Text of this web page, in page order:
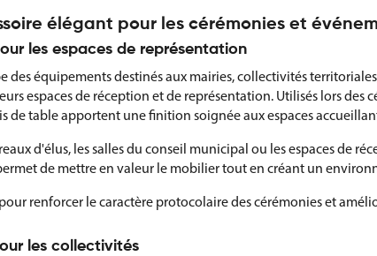
élégant pour les cérémonies et
les espaces de représentation
des équipements destinés aux mairies, collectivités
espaces de réception et de représentation. Utilisés lors
de table apportent une finition soignée aux espaces
d'élus, les salles du conseil municipal ou les espaces
de mettre en valeur le mobilier tout en créant un
renforcer le caractère protocolaire des cérémonies et
les collectivités